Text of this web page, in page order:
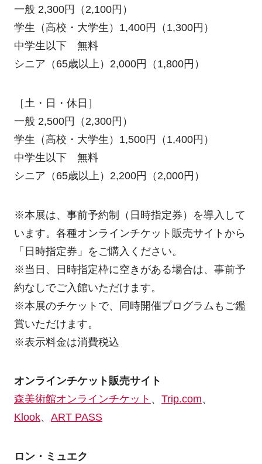
一般 2,300円（2,100円）
学生（高校・大学生）1,400円（1,300円）
中学生以下 無料
シニア（65歳以上）2,000円（1,800円）
［土・日・休日］
一般 2,500円（2,300円）
学生（高校・大学生）1,500円（1,400円）
中学生以下 無料
シニア（65歳以上）2,200円（2,000円）
※本展は、事前予約制（日時指定券）を導入して
います。各種オンラインチケット販売サイトから
「日時指定券」をご購入ください。
※当日、日時指定枠に空きがある場合は、事前予
約なしでご入館いただけます。
※本展のチケットで、同時開催プログラムもご鑑
賞いただけます。
※表示料金は消費税込
オンラインチケット販売サイト
森美術館オンラインチケット 、 Trip.com、
Klook、 ART PASS
ロン・ミュエク